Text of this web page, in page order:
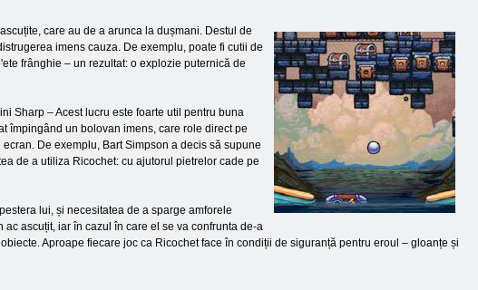
care au de a arunca la dușmani. Destul de
imens cauza. De exemplu, poate fi cutii de
frânghie – un rezultat: o explozie puternică de
Sharp – Acest lucru este foarte util pentru buna
împingând un bolovan imens, care role direct pe
De exemplu, Bart Simpson a decis să supune
de a utiliza Ricochet: cu ajutorul pietrelor cade pe
lui, și necesitatea de a sparge amforele
ascuțit, iar în cazul în care el se va confrunta de-a
Aproape fiecare joc ca Ricochet face în condiții de siguranță pentru eroul – gloanțe și